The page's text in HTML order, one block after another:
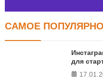
Тест
в 5
САМОЕ
для